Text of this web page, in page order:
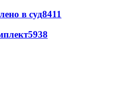
в суд8411
5938